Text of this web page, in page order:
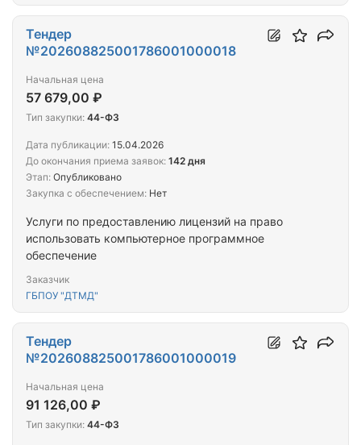
Услуги по предоставлению лицензий на право
использовать компьютерное программное
обеспечение
Заказчик
ГБПОУ "ДТМД"
Тендер
№202608825001786001000018
Начальная цена
57 679,00 ₽
Тип закупки: 44-ФЗ
Дата публикации: 15.04.2026
До окончания приема заявок: 142 дня
Этап: Опубликовано
Закупка с обеспечением: Нет
Тендер
№202608825001786001000019
Начальная цена
91 126,00 ₽
Тип закупки: 44-ФЗ